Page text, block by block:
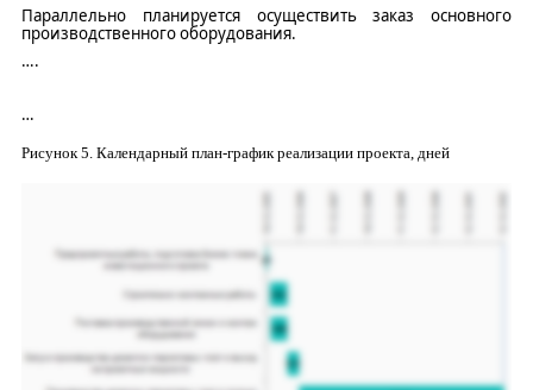
Параллельно планируется осуществить заказ основного
производственного оборудования.
….
…
Рисунок 5 Календарный план-график реализации проекта , дней